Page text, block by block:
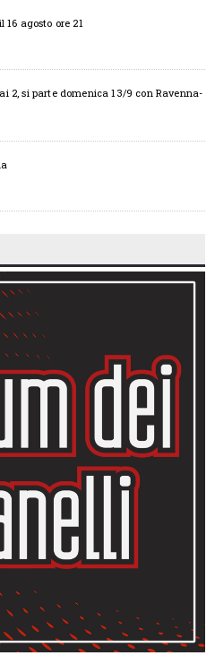
agosto ore 21
2, si parte domenica 13/9 con Ravenna-